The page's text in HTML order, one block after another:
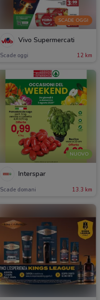
SCADE OGGI
Vivo Supermercati
Scade oggi 12 km
NUOVO
Interspar
Scade domani 13.3 km